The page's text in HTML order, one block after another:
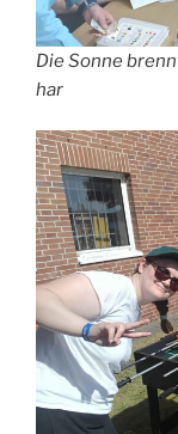
Die Sonne
har